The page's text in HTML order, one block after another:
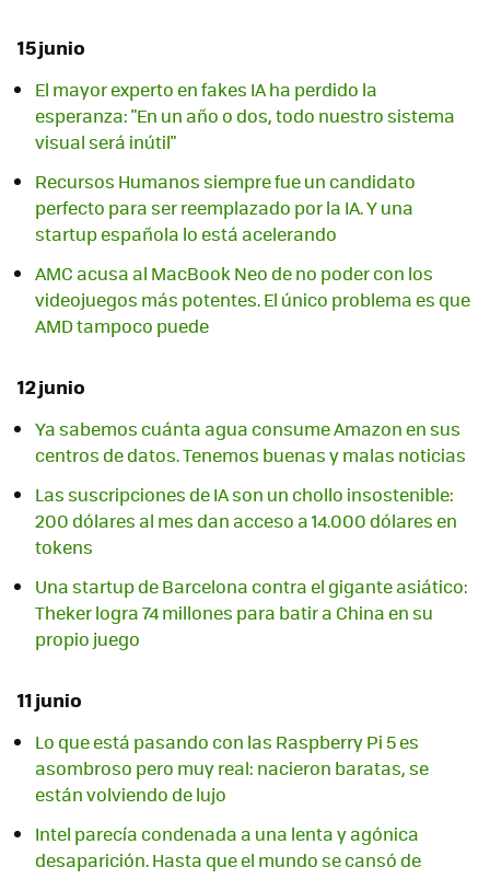
15 junio
El mayor experto en fakes IA ha perdido la
esperanza: "En un año o dos, todo nuestro sistema
visual será inútil"
Recursos Humanos siempre fue un candidato
perfecto para ser reemplazado por la IA. Y una
startup española lo está acelerando
AMC acusa al MacBook Neo de no poder con los
videojuegos más potentes. El único problema es que
AMD tampoco puede
12 junio
Ya sabemos cuánta agua consume Amazon en sus
centros de datos. Tenemos buenas y malas noticias
Las suscripciones de IA son un chollo insostenible:
200 dólares al mes dan acceso a 14.000 dólares en
tokens
Una startup de Barcelona contra el gigante asiático:
Theker logra 74 millones para batir a China en su
propio juego
11 junio
Lo que está pasando con las Raspberry Pi 5 es
asombroso pero muy real: nacieron baratas, se
están volviendo de lujo
Intel parecía condenada a una lenta y agónica
desaparición. Hasta que el mundo se cansó de